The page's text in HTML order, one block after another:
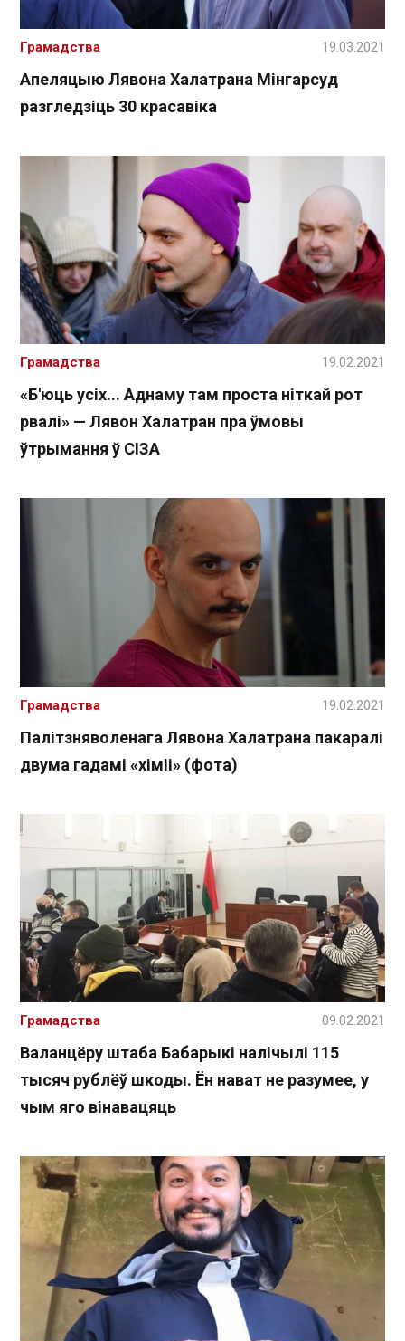
Апеляцыю Лявона Халатрана Мінгарсуд
разгледзіць 30 красавіка
Грамадства 19.03.2021
«Б'юць усіх... Аднаму там проста ніткай рот
рвалі» — Лявон Халатран пра ўмовы
ўтрымання ў СІЗА
Грамадства 19.02.2021
Палітзняволенага Лявона Халатрана пакаралі
двума гадамі «хіміі» (фота)
Грамадства 19.02.2021
Валанцёру штаба Бабарыкі налічылі 115
тысяч рублёў шкоды. Ён нават не разумее, у
чым яго вінавацяць
Грамадства 09.02.2021